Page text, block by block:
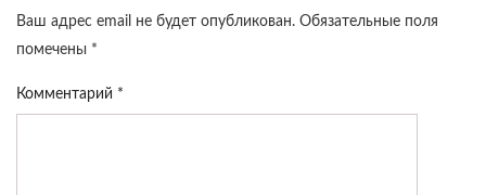
Ваш адрес email не будет опубликован. Обязательные поля
помечены *
Комментарий *